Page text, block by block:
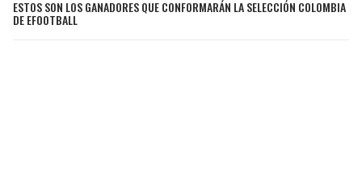
ESTOS SON LOS GANADORES QUE CONFORMARÁN LA SELECCIÓN COLOMBIA
DE EFOOTBALL